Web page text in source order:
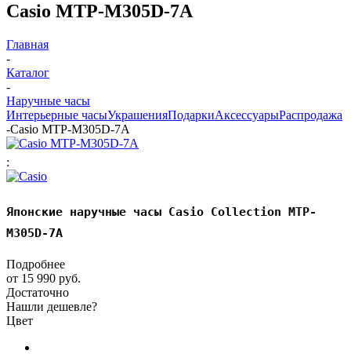
Casio MTP-M305D-7A
Главная
-
Каталог
-
Наручные часы
Интерьерные часыУкрашенияПодаркиАксессуарыРаспродажа
-Casio MTP-M305D-7A
:
Японские наручные часы Casio Collection MTP-
M305D-7A
Подробнее
от 15 990 руб.
Достаточно
Нашли дешевле?
Цвет